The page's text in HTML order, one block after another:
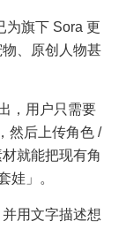
为旗下 Sora 更
、原创人物甚
，用户只需要
然后上传角色 /
就能把现有角
娃」。
用文字描述想